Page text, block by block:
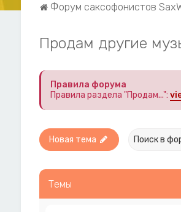
Форум саксофонистов
Продам другие
Правила форума
Правила раздела "Продам...":
Новая тема
Темы